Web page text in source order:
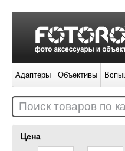
Цена
Адаптеры Объективы
Поиск товаров по